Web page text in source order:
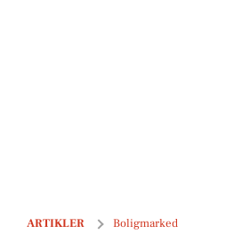
ARTIKLER Boligmarked
Top 6 over dyreste boliger til salg i